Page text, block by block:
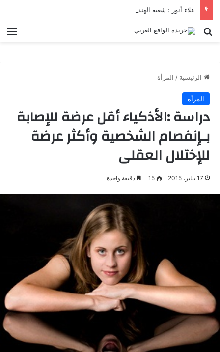
بحث عن
الرئيسية / المرأة
المرأة
دراسة :الأذكياء أقل عرضة للإصابة
بـإنفصام الشخصية وأكثر عرضة
للإختلال العقلى
17 يناير، 2015 15 دقيقة واحدة